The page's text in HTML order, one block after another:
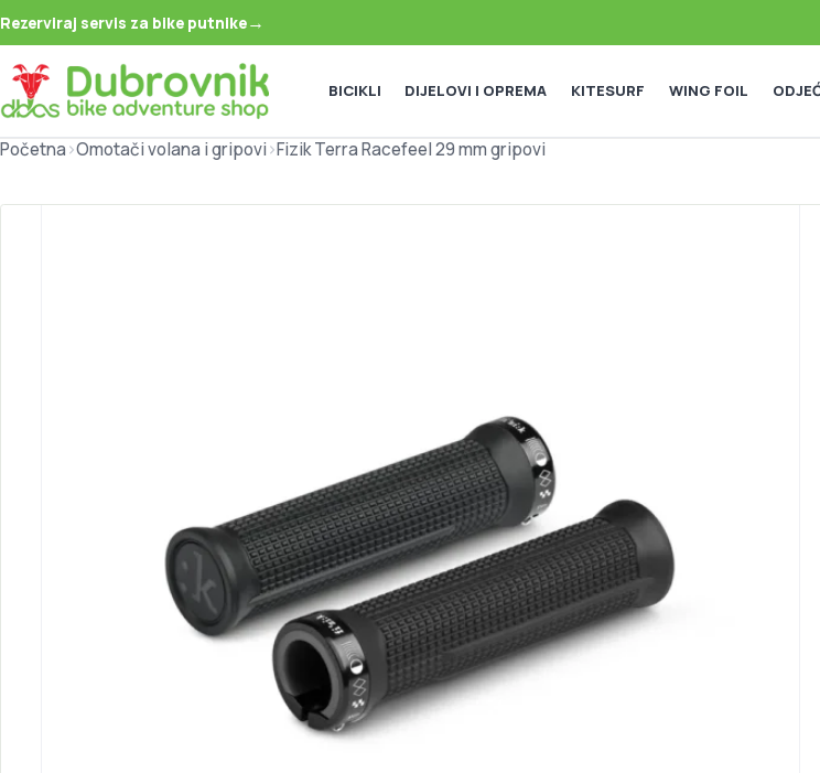
Rezerviraj servis za bike putnike→
BICIKLI DIJELOVI I OPREMA KITESURF WING FOIL
Početna>Omotači volana i gripovi>Fizik Terra Racefeel 29 mm gripovi